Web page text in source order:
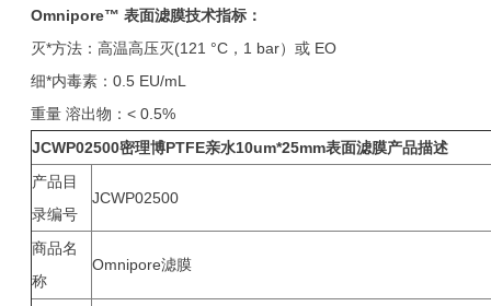
Omnipore™ 表面滤膜技术指标：
灭*方法：高温高压灭(121 °C，1 bar）或 EO
细*内毒素：0.5 EU/mL
重量 溶出物：< 0.5%
JCWP02500密理博PTFE亲水10um*25mm表面滤膜产品描述
产品目
录编号
JCWP02500
商品名
称
Omnipore滤膜